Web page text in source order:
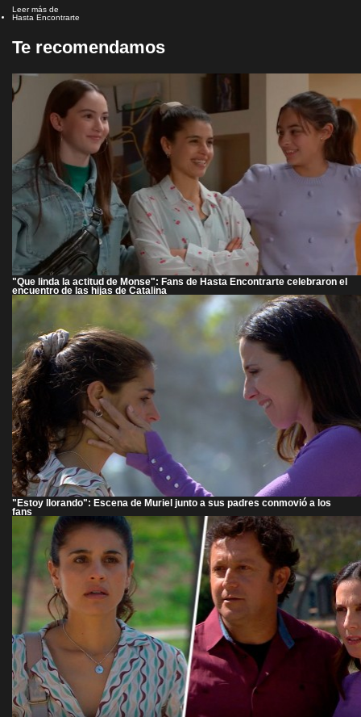
Leer más de
Hasta Encontrarte
Te recomendamos
"Que linda la actitud de Monse": Fans de Hasta Encontrarte celebraron el
encuentro de las hijas de Catalina
"Estoy llorando": Escena de Muriel junto a sus padres conmovió a los
fans